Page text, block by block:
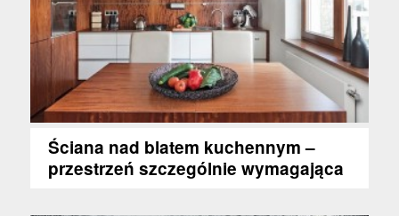
Ściana nad blatem kuchennym –
przestrzeń szczególnie wymagająca